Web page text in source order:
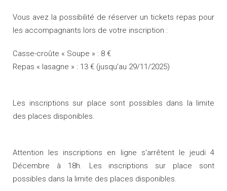
Vous avez la possibilité de réserver un tickets repas pour
les accompagnants lors de votre inscription :
Casse-croûte « Soupe » : 8 €
Repas « lasagne » : 13 € (jusqu’au 29/11/2025)
Les inscriptions sur place sont possibles dans la limite
des places disponibles.
Attention les inscriptions en ligne s'arrêtent le jeudi 4
Décembre à 18h. Les inscriptions sur place sont
possibles dans la limite des places disponibles.